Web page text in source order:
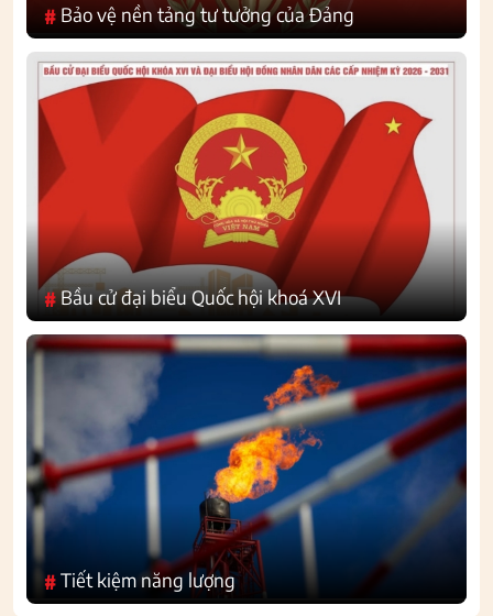
# Bảo vệ nền tảng tư tưởng của Đảng
#Bầu cử đại biểu Quốc hội khoá XVI
#Tiết kiệm năng lượng